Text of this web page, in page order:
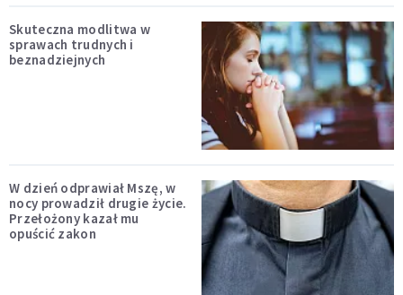
Skuteczna modlitwa w
sprawach trudnych i
beznadziejnych
W dzień odprawiał Mszę, w
nocy prowadził drugie życie.
Przełożony kazał mu
opuścić zakon